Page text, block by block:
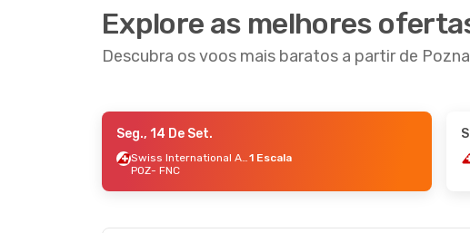
Explore as melhores
Descubra os voos mais baratos a partir de
- Ter., 1 De Set.
Swiss International Air Lines1 Escala
Seg., 14 De Set.
Swiss International Air Lines1 Escala
POZ- FNC